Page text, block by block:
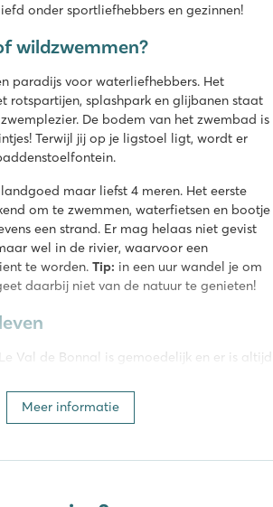
onder sportliefhebbers en gezinnen!
wildzwemmen?
paradijs voor waterliefhebbers. Het
rotspartijen, splashpark en glijbanen staat
De bodem van het zwembad is
Terwijl jij op je ligstoel ligt, wordt er
maar liefst 4 meren. Het eerste
om te zwemmen, waterfietsen en bootje
een strand. Er mag helaas niet gevist
wel in de rivier, waarvoor een
te worden. Tip: in een uur wandel je om
daarbij niet van de natuur te genieten!
Val de Bonnal is gemoedelijk en er is altijd
animatieteam van de camping. 's
meedoen met de kidsclub en 's
Meer informatie